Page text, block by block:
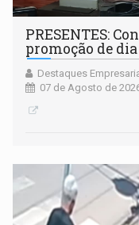
PRESENTES:
promoção de
Destaques
07 de Agosto de